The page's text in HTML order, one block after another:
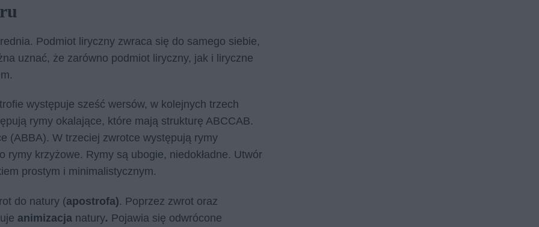
Podmiot liryczny zwraca się do samego siebie,
uznać, że zarówno podmiot liryczny, jak i liryczne
występuje sześć wersów, w kolejnych trzech
rymy okalające, które mają strukturę ABCCAB.
(ABBA). W trzeciej zwrotce występują rymy
krzyżowe. Rymy są ubogie, niedokładne. Utwór
prostym i minimalistycznym.
do natury (apostrofa). Poprzez zwrot oraz
animizacja natury. Pojawia się odwrócone